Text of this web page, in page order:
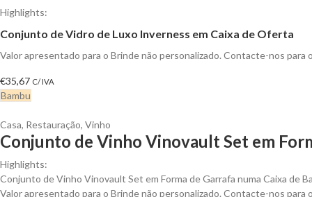
Highlights:
Conjunto de Vidro de Luxo Inverness em Caixa de Oferta
Valor apresentado para o Brinde não personalizado. Contacte-nos
€35,67 C/ IVA
Bambu
Casa, Restauração, Vinho
Conjunto de Vinho Vinovault Set em
Highlights:
Conjunto de Vinho Vinovault Set em Forma de Garrafa numa Caixa de
Valor apresentado para o Brinde não personalizado. Contacte-nos